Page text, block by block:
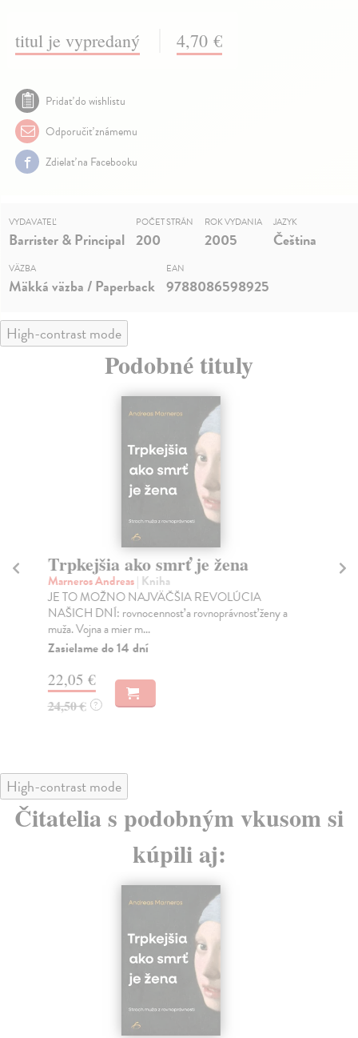
titul je vypredaný 4,70 €
Pridať do wishlistu
Odporučiť známemu
Zdielať na Facebooku
VYDAVATEĽ
Barrister & Principal
POČET STRÁN
200
ROK VYDANIA
2005
JAZYK
Čeština
VÄZBA
Mäkká väzba / Paperback
EAN
9788086598925
High-contrast mode
Podobné tituly
Trpkejšia ako smrť je žena
Marneros Andreas| Kniha
JE TO MOŽNO NAJVÄČŠIA REVOLÚCIA
NAŠICH DNÍ: rovnocennosť a rovnoprávnosť ženy a
muža. Vojna a mier m...
Zasielame do 14 dní
22,05 €
24,50 € ?
High-contrast mode
Čitatelia s podobným vkusom si
kúpili aj: